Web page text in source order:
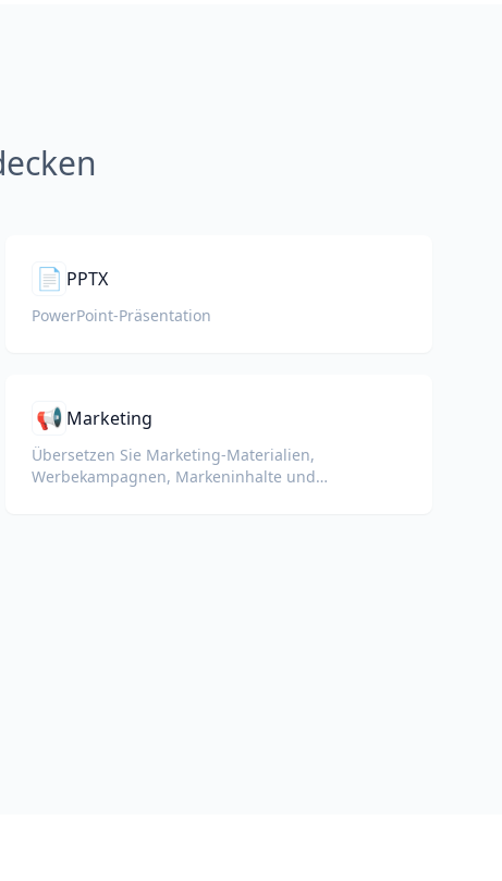
📄 PPTX
PowerPoint-Präsentation
📢 Marketing
Übersetzen Sie Marketing-Materialien,
Werbekampagnen, Markeninhalte und